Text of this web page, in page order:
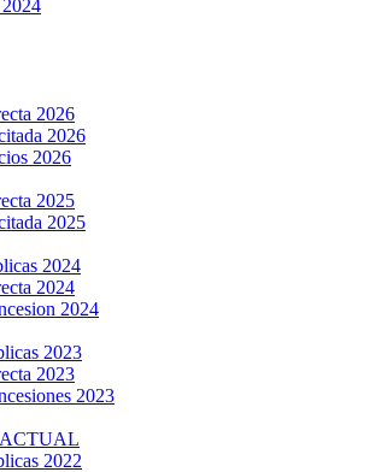
2026
2026
2026
2025
2025
2024
2024
2024
2023
2023
2023
2022